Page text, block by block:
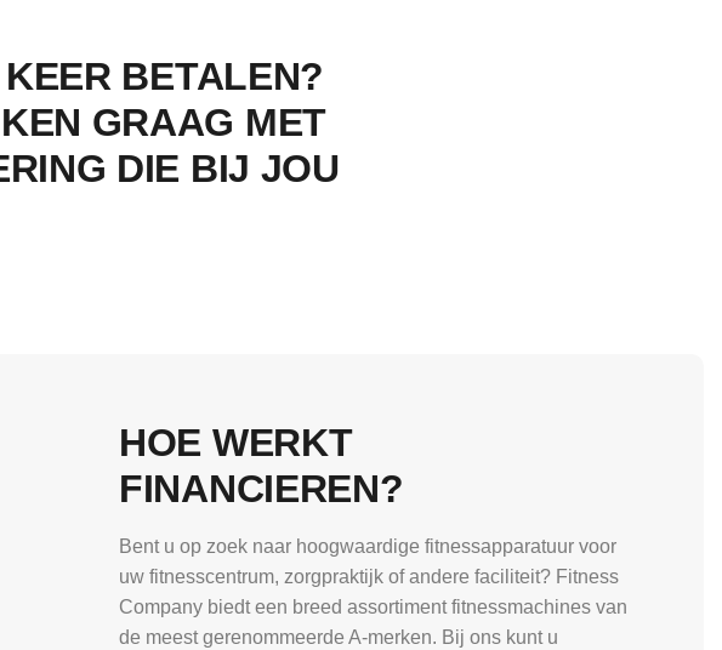
BETALEN?
GRAAG MET
DIE BIJ JOU
HOE WERKT
FINANCIEREN?
Bent u op zoek naar hoogwaardige fitnessapparatuur voor
uw fitnesscentrum, zorgpraktijk of andere faciliteit? Fitness
Company biedt een breed assortiment fitnessmachines van
de meest gerenommeerde A-merken. Bij ons kunt u